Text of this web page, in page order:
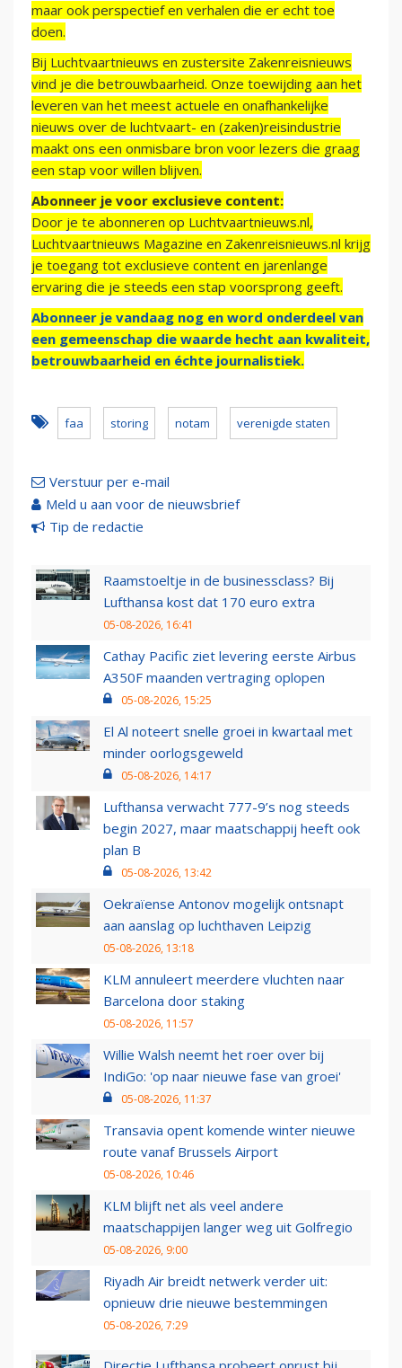
maar ook perspectief en verhalen die er echt toe
doen.
Bij Luchtvaartnieuws en zustersite Zakenreisnieuws
vind je die betrouwbaarheid. Onze toewijding aan het
leveren van het meest actuele en onafhankelijke
nieuws over de luchtvaart- en (zaken)reisindustrie
maakt ons een onmisbare bron voor lezers die graag
een stap voor willen blijven.
Abonneer je voor exclusieve content:
Door je te abonneren op Luchtvaartnieuws.nl,
Luchtvaartnieuws Magazine en Zakenreisnieuws.nl krijg
je toegang tot exclusieve content en jarenlange
ervaring die je steeds een stap voorsprong geeft.
Abonneer je vandaag nog en word onderdeel van
een gemeenschap die waarde hecht aan kwaliteit,
betrouwbaarheid en échte journalistiek.
faa storing notam verenigde staten
Verstuur per e-mail
Meld u aan voor de nieuwsbrief
Tip de redactie
Raamstoeltje in de businessclass? Bij
Lufthansa kost dat 170 euro extra
05-08-2026, 16:41
Cathay Pacific ziet levering eerste Airbus
A350F maanden vertraging oplopen
05-08-2026, 15:25
El Al noteert snelle groei in kwartaal met
minder oorlogsgeweld
05-08-2026, 14:17
Lufthansa verwacht 777-9’s nog steeds
begin 2027, maar maatschappij heeft ook
plan B
05-08-2026, 13:42
Oekraïense Antonov mogelijk ontsnapt
aan aanslag op luchthaven Leipzig
05-08-2026, 13:18
KLM annuleert meerdere vluchten naar
Barcelona door staking
05-08-2026, 11:57
Willie Walsh neemt het roer over bij
IndiGo: 'op naar nieuwe fase van groei'
05-08-2026, 11:37
Transavia opent komende winter nieuwe
route vanaf Brussels Airport
05-08-2026, 10:46
KLM blijft net als veel andere
maatschappijen langer weg uit Golfregio
05-08-2026, 9:00
Riyadh Air breidt netwerk verder uit:
opnieuw drie nieuwe bestemmingen
05-08-2026, 7:29